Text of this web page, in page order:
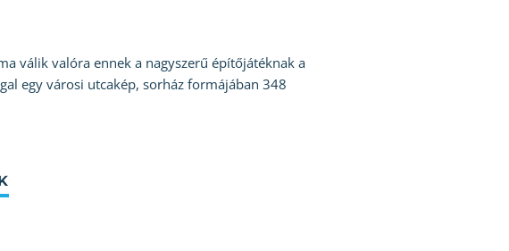
válik valóra ennek a nagyszerű építőjátéknak a
egy városi utcakép, sorház formájában 348